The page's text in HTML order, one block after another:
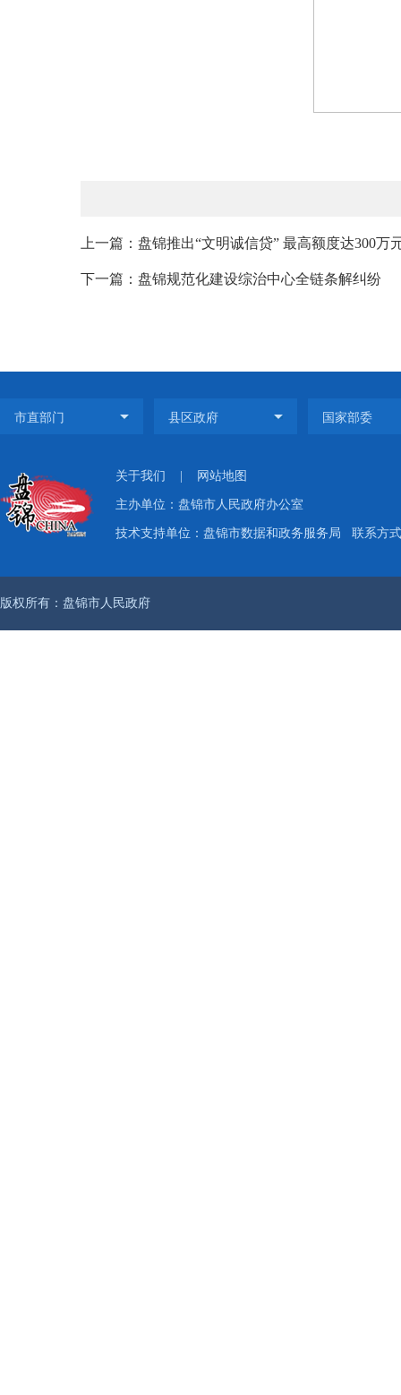
上一篇：盘锦推出“文明诚信贷” 最高额度达300万
下一篇：盘锦规范化建设综治中心全链条解纠纷
关于我们 网站地图
主办单位：盘锦市人民政府办公室
技术支持单位：盘锦市数据和政务服务局 联系方
版权所有：盘锦市人民政府